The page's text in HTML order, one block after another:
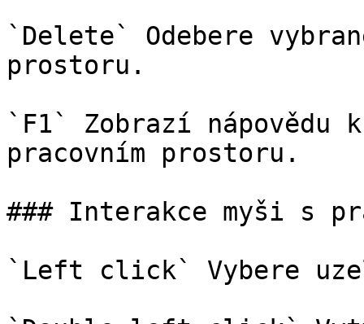
`Delete` Odebere
prostoru.
`F1` Zobrazí nápovědu
pracovním prostoru.
### Interakce myši s
`Left click` Vybere